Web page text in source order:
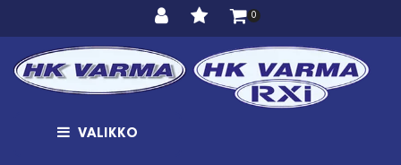
0
VALIKKO